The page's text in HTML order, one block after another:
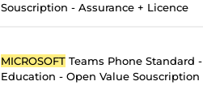
Souscription - Assurance + Licence
MICROSOFT Teams Phone Standard -
Education - Open Value Souscription